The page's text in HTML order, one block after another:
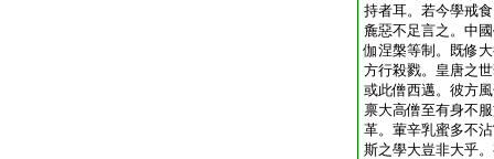
持者耳。若今學戒
麁惡不足言之。中
伽涅槃等制。既修
方行殺戮。皇唐之
或此僧西邁。彼方
禀大高僧至有身不
革。葷辛乳蜜多不
斯之學大豈非大乎